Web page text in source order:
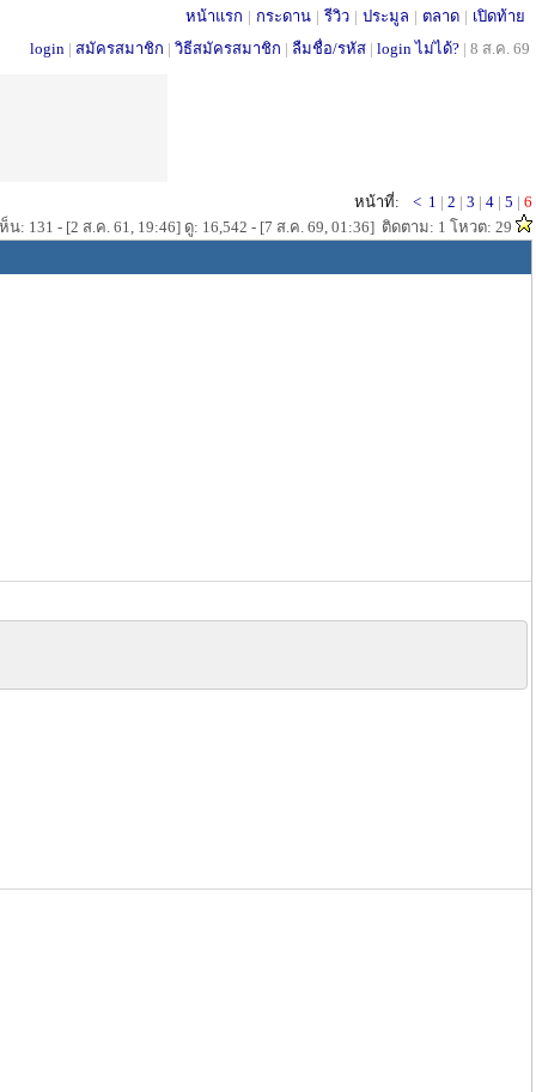
หน้าแรก | กระดาน | รีวิว | ประมูล | ตลาด | เปิดท้าย
login | สมัครสมาชิก | วิธีสมัครสมาชิก | ลืมชื่อ/รหัส | login ไม่ได้? | 8 ส.ค. 69
หน้าที่: < 1 | 2 | 3 | 4 | 5 | 6
น: 131 - [2 ส.ค. 61, 19:46] ดู: 16,542 - [7 ส.ค. 69, 01:36] ติดตาม: 1 โหวต: 29